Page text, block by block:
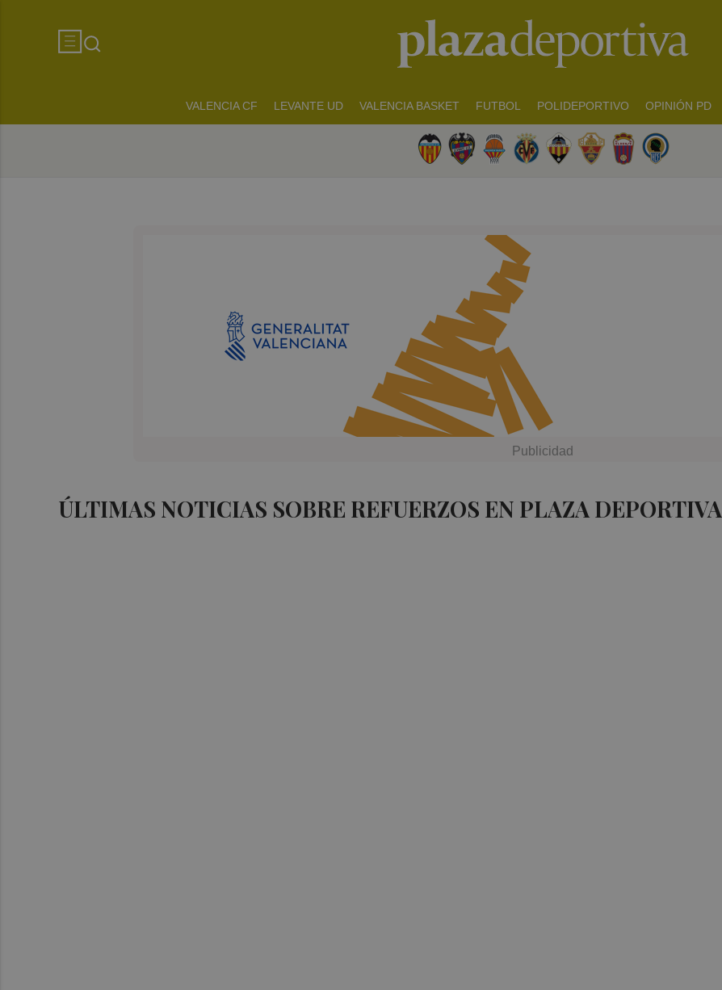
VALENCIA CF LEVANTE UD VALENCIA BASKET FUTBOL POLIDEPORTIVO OPINIÓN PD
ÚLTIMAS NOTICIAS SOBRE REFUERZOS EN PLAZA DEPORTIVA